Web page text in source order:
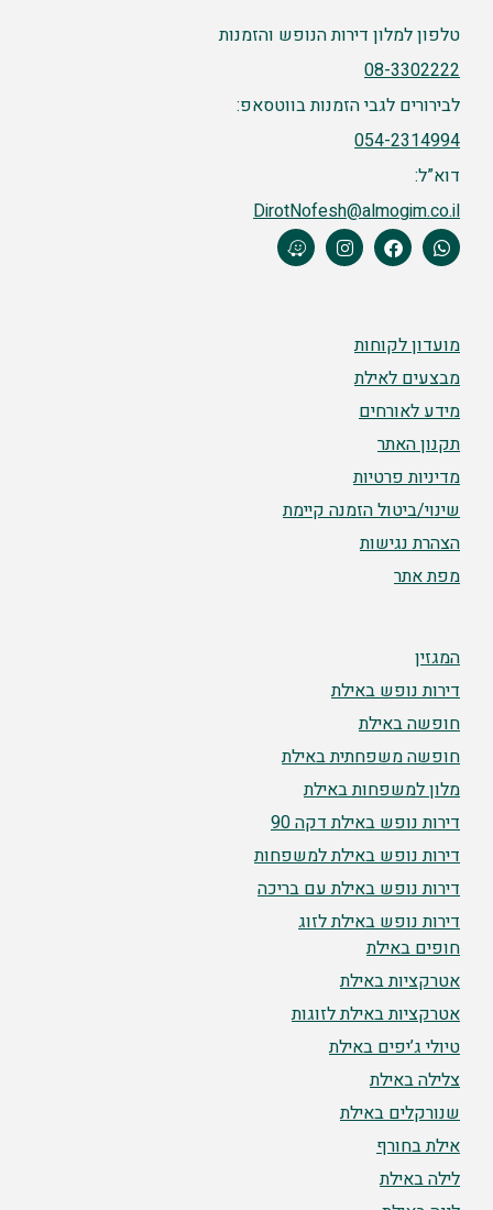
טלפון למלון דירות הנופש והזמנות
08-3302222
לבירורים לגבי הזמנות בווטסאפ:
054-2314994
דוא”ל:
DirotNofesh@almogim.co.il
מועדון לקוחות
מבצעים לאילת
מידע לאורחים
תקנון האתר
מדיניות פרטיות
שינוי/ביטול הזמנה קיימת
הצהרת נגישות
מפת אתר
המגזין
דירות נופש באילת
חופשה באילת
חופשה משפחתית באילת
מלון למשפחות באילת
דירות נופש באילת דקה 90
דירות נופש באילת למשפחות
דירות נופש באילת עם בריכה
דירות נופש באילת לזוג
חופים באילת
אטרקציות באילת
אטרקציות באילת לזוגות
טיולי ג’יפים באילת
צלילה באילת
שנורקלים באילת
אילת בחורף
לילה באילת